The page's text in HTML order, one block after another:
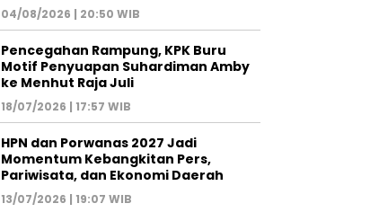
04/08/2026 | 20:50 WIB
Pencegahan Rampung, KPK Buru
Motif Penyuapan Suhardiman Amby
ke Menhut Raja Juli
18/07/2026 | 17:57 WIB
HPN dan Porwanas 2027 Jadi
Momentum Kebangkitan Pers,
Pariwisata, dan Ekonomi Daerah
13/07/2026 | 19:07 WIB